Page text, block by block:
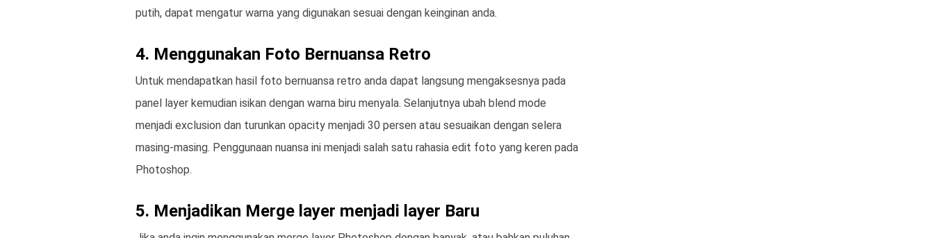
putih, dapat mengatur warna yang digunakan sesuai dengan keinginan anda.
4. Menggunakan Foto Bernuansa Retro
Untuk mendapatkan hasil foto bernuansa retro anda dapat langsung mengaksesnya pada
panel layer kemudian isikan dengan warna biru menyala. Selanjutnya ubah blend mode
menjadi exclusion dan turunkan opacity menjadi 30 persen atau sesuaikan dengan selera
masing-masing. Penggunaan nuansa ini menjadi salah satu rahasia edit foto yang keren pada
Photoshop.
5. Menjadikan Merge layer menjadi layer Baru